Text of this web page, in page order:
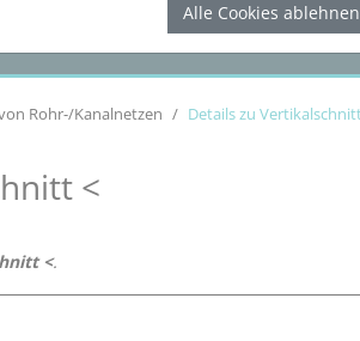
Rohr-/Kanalnetzen Details zu
<
<.
Alle Cookies ablehnen